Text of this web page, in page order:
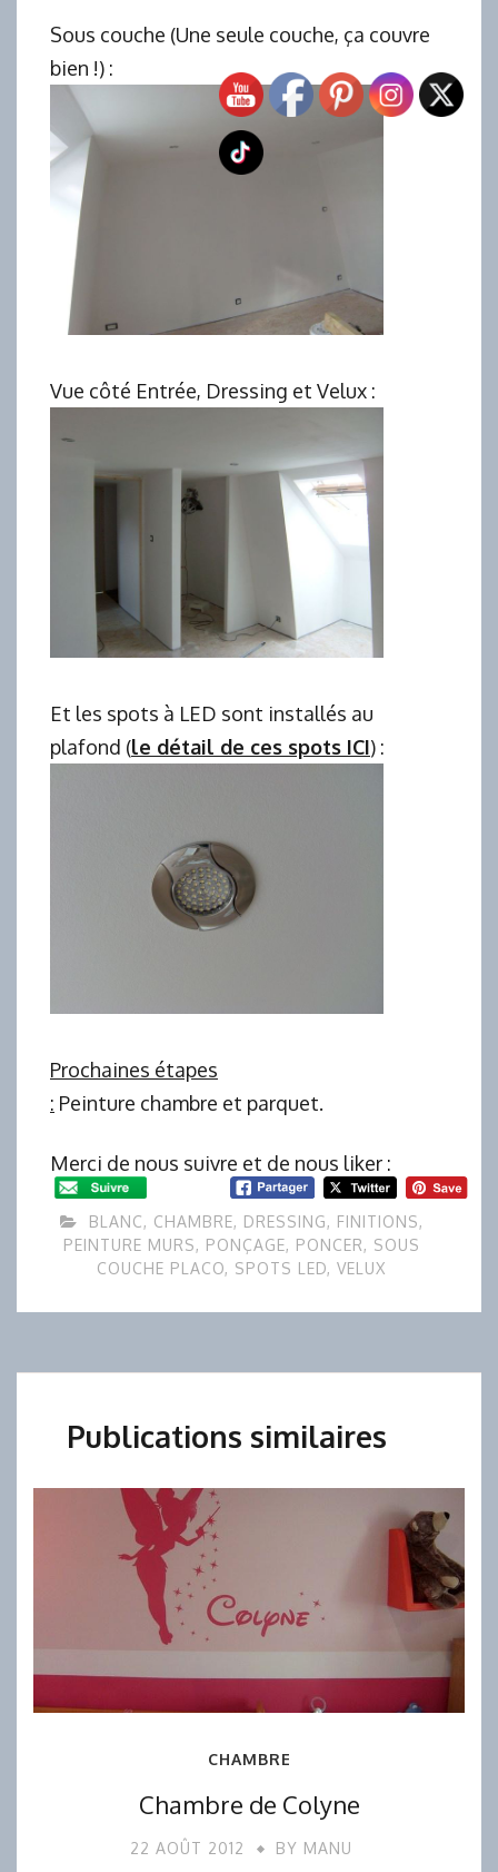
Sous couche (Une seule couche, ça couvre
bien !) :
Vue côté Entrée, Dressing et Velux :
Et les spots à LED sont installés au
plafond (le détail de ces spots ICI) :
Prochaines étapes
: Peinture chambre et parquet.
Merci de nous suivre et de nous liker :
BLANC, CHAMBRE, DRESSING, FINITIONS,
PEINTURE MURS, PONÇAGE, PONCER, SOUS
COUCHE PLACO, SPOTS LED, VELUX
Publications similaires
CHAMBRE
Chambre de Colyne
22 AOÛT 2012 BY MANU